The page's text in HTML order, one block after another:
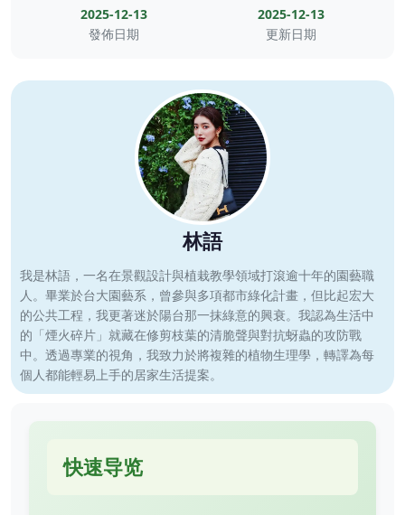
2025-12-13
發佈日期
2025-12-13
更新日期
林語
我是林語，一名在景觀設計與植栽教學領域打滾逾十年的園藝職
人。畢業於台大園藝系，曾參與多項都市綠化計畫，但比起宏大
的公共工程，我更著迷於陽台那一抹綠意的興衰。我認為生活中
的「煙火碎片」就藏在修剪枝葉的清脆聲與對抗蚜蟲的攻防戰
中。透過專業的視角，我致力於將複雜的植物生理學，轉譯為每
個人都能輕易上手的居家生活提案。
快速导览